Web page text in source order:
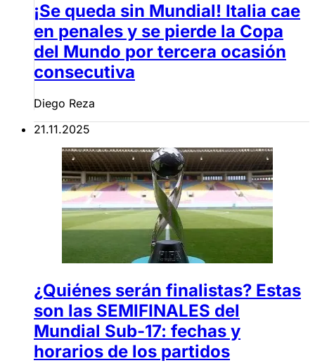
¡Se queda sin Mundial! Italia cae
en penales y se pierde la Copa
del Mundo por tercera ocasión
consecutiva
Diego Reza
21.11.2025
¿Quiénes serán finalistas? Estas
son las SEMIFINALES del
Mundial Sub-17: fechas y
horarios de los partidos